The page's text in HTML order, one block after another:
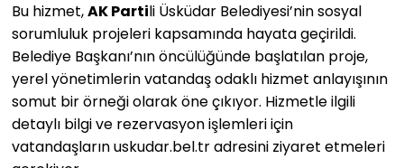
Bu hizmet,AK Partili Üsküdar Belediyesi’nin sosyal
sorumluluk projeleri kapsamında hayata geçirildi.
Belediye Başkanı’nın öncülüğünde başlatılan proje,
yerel yönetimlerin vatandaş odaklı hizmet anlayışının
somut bir örneği olarak öne çıkıyor. Hizmetle ilgili
detaylı bilgi ve rezervasyon işlemleri için
vatandaşların uskudar.bel.tr adresini ziyaret etmeleri